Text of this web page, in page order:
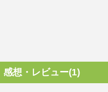
感想・レビュー(1)